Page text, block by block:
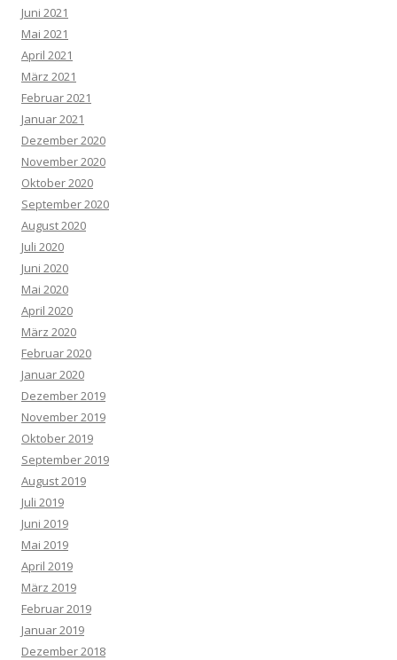
Juni 2021
Mai 2021
April 2021
März 2021
Februar 2021
Januar 2021
Dezember 2020
November 2020
Oktober 2020
September 2020
August 2020
Juli 2020
Juni 2020
Mai 2020
April 2020
März 2020
Februar 2020
Januar 2020
Dezember 2019
November 2019
Oktober 2019
September 2019
August 2019
Juli 2019
Juni 2019
Mai 2019
April 2019
März 2019
Februar 2019
Januar 2019
Dezember 2018